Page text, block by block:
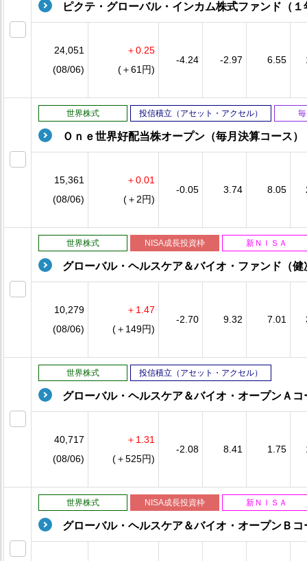
ピクテ・グローバル・インカム株式ファンド（
24,051
(08/06)
＋0.25
(＋61円)
-4.24 -2.97 6.55
世界株式 投信積立（アセット・アクセル）
Ｏｎｅ世界好配当株オープン（毎月決算コース
15,361
(08/06)
＋0.01
(＋2円)
-0.05 3.74 8.05
世界株式 NISA成長投資枠 新ＮＩＳＡ
グローバル・ヘルスケア＆バイオ・ファンド（健
10,279
(08/06)
＋1.47
(＋149円)
-2.70 9.32 7.01
世界株式 投信積立（アセット・アクセル）
グローバル・ヘルスケア＆バイオ・オープンＡ
40,717
(08/06)
＋1.31
(＋525円)
-2.08 8.41 1.75
世界株式 NISA成長投資枠 新ＮＩＳＡ
グローバル・ヘルスケア＆バイオ・オープンＢ